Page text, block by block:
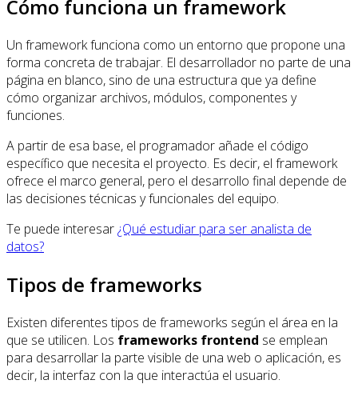
Cómo funciona un framework
Un framework funciona como un entorno que propone una
forma concreta de trabajar. El desarrollador no parte de una
página en blanco, sino de una estructura que ya define
cómo organizar archivos, módulos, componentes y
funciones.
A partir de esa base, el programador añade el código
específico que necesita el proyecto. Es decir, el framework
ofrece el marco general, pero el desarrollo final depende de
las decisiones técnicas y funcionales del equipo.
Te puede interesar¿Qué estudiar para ser analista de
datos?
Tipos de frameworks
Existen diferentes tipos de frameworks según el área en la
que se utilicen. Los frameworks frontend se emplean
para desarrollar la parte visible de una web o aplicación, es
decir, la interfaz con la que interactúa el usuario.